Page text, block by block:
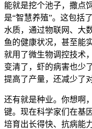
能就是挖个池子，撒点
是“智慧养殖”。这包括
水质，通过物联网、大
鱼的健康状况，甚至能
就用了微生物调控技术
变清了，虾的病害也少
提高了产量，还减少了
还有就是种业。你想啊
键。现在科学家们在基
培育出长得快、抗病能